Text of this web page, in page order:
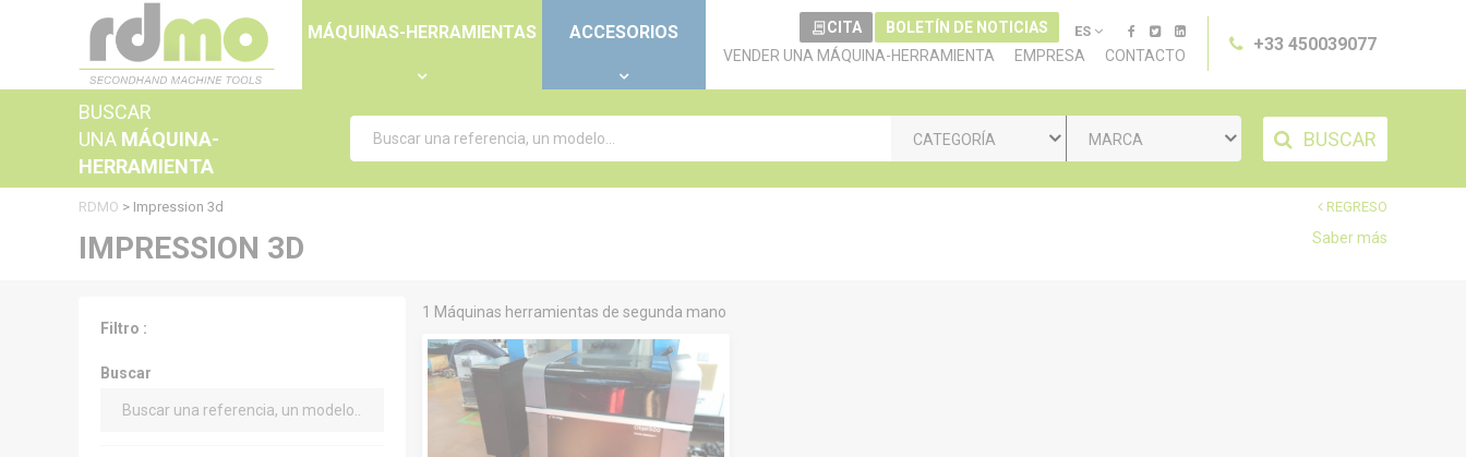
MÁQUINAS-HERRAMIENTAS ACCESORIOS
+33 450039077
CITA BOLETÍN DE NOTICIAS ES
VENDER UNA MÁQUINA-HERRAMIENTA EMPRESA CONTACTO
BUSCAR
UNA MÁQUINA-
HERRAMIENTA
CATEGORÍA MARCA BUSCAR
REGRESO
RDMO > Impression 3d
IMPRESSION 3D Saber más
Filtro :
Buscar
1 Máquinas herramientas de segunda mano